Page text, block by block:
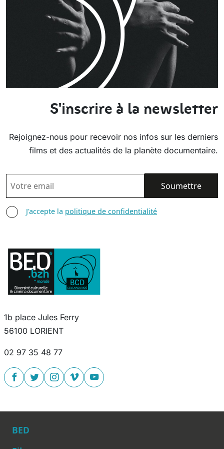
S'inscrire à la newsletter
Rejoignez-nous pour recevoir nos infos sur les derniers
films et des actualités de la planète documentaire.
EMAIL
AGREE TERMS
J'accepte la politique de confidentialité
1b place Jules Ferry
56100 LORIENT
02 97 35 48 77
BED